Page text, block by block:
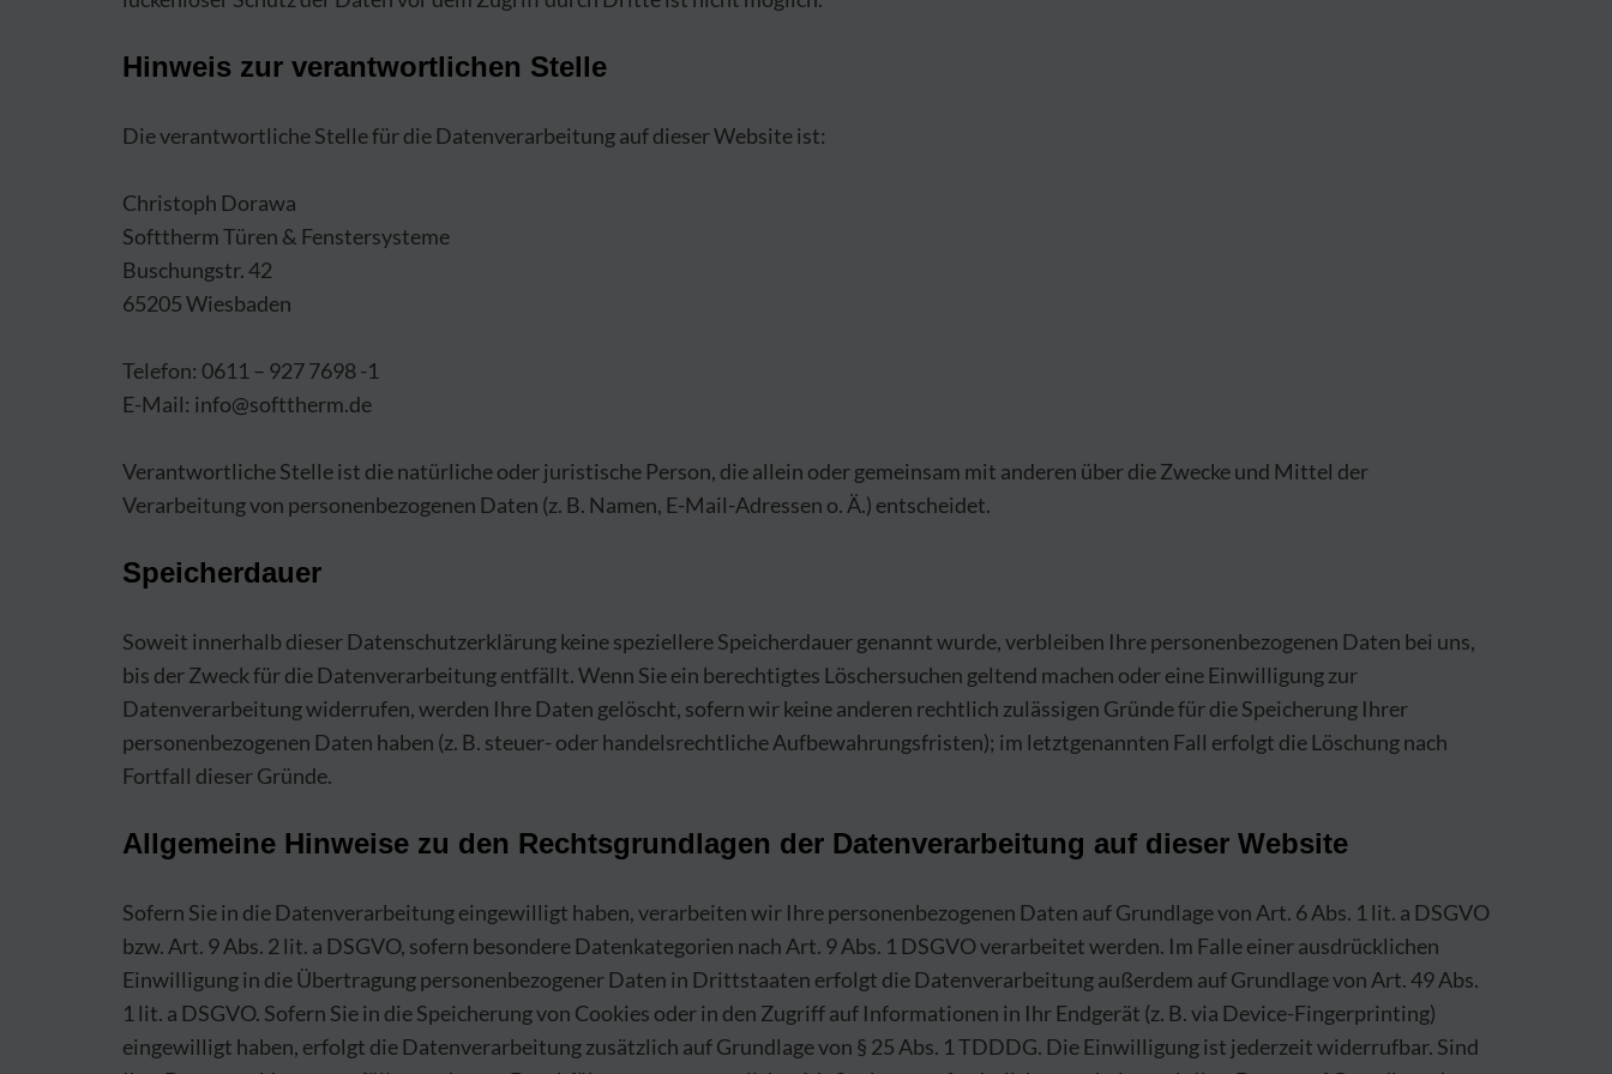
Hinweis zur verantwortlichen Stelle
Die verantwortliche Stelle für die Datenverarbeitung auf dieser Website ist:
Christoph Dorawa
Softtherm Türen & Fenstersysteme
Buschungstr. 42
65205 Wiesbaden
Telefon: 0611 – 927 7698 -1
E-Mail: info@softtherm.de
Verantwortliche Stelle ist die natürliche oder juristische Person, die allein oder gemeinsam mit anderen über die Zwecke und Mittel der
Verarbeitung von personenbezogenen Daten (z. B. Namen, E-Mail-Adressen o. Ä.) entscheidet.
Speicherdauer
Soweit innerhalb dieser Datenschutzerklärung keine speziellere Speicherdauer genannt wurde, verbleiben Ihre personenbezogenen Daten bei uns,
bis der Zweck für die Datenverarbeitung entfällt. Wenn Sie ein berechtigtes Löschersuchen geltend machen oder eine Einwilligung zur
Datenverarbeitung widerrufen, werden Ihre Daten gelöscht, sofern wir keine anderen rechtlich zulässigen Gründe für die Speicherung Ihrer
personenbezogenen Daten haben (z. B. steuer- oder handelsrechtliche Aufbewahrungsfristen); im letztgenannten Fall erfolgt die Löschung nach
Fortfall dieser Gründe.
Allgemeine Hinweise zu den Rechtsgrundlagen der Datenverarbeitung auf dieser Website
Sofern Sie in die Datenverarbeitung eingewilligt haben, verarbeiten wir Ihre personenbezogenen Daten auf Grundlage von Art. 6 Abs. 1 lit. a DSGVO
bzw. Art. 9 Abs. 2 lit. a DSGVO, sofern besondere Datenkategorien nach Art. 9 Abs. 1 DSGVO verarbeitet werden. Im Falle einer ausdrücklichen
Einwilligung in die Übertragung personenbezogener Daten in Drittstaaten erfolgt die Datenverarbeitung außerdem auf Grundlage von Art. 49 Abs.
1 lit. a DSGVO. Sofern Sie in die Speicherung von Cookies oder in den Zugriff auf Informationen in Ihr Endgerät (z. B. via Device-Fingerprinting)
eingewilligt haben, erfolgt die Datenverarbeitung zusätzlich auf Grundlage von § 25 Abs. 1 TDDDG. Die Einwilligung ist jederzeit widerrufbar. Sind